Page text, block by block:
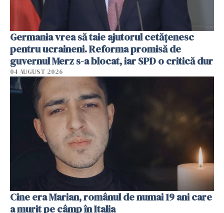
Germania vrea să taie ajutorul cetățenesc
pentru ucraineni. Reforma promisă de
guvernul Merz s-a blocat, iar SPD o critică dur
04 AUGUST 2026
Cine era Marian, românul de numai 19 ani care
a murit pe câmp în Italia